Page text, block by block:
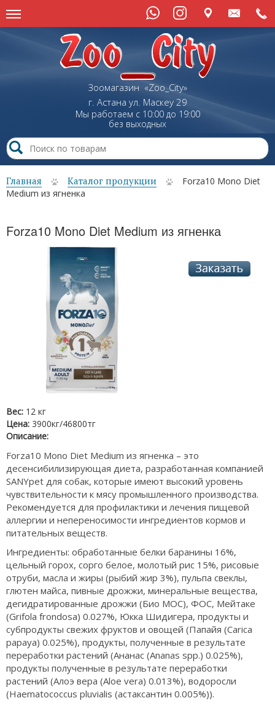
Зоомагазин «Zoo_City»
г. Астана ул. Маскеу29
Мы работаем с 10:00 до 19:00
без выходных
Главная Каталог продукции
Forza10 Mono Diet
Medium из ягненка
Forza10 Mono Diet Medium из ягненка
Вес: 12 кг
Цена: 3900кг/46800тг
Описание:
Forza10 Mono Diet Medium из ягненка – это
десенсибилизирующая диета, разработанная компанией
SANYpet для собак, которые имеют высокий уровень
чувствительности к мясу промышленного производства.
Рекомендуется для профилактики и лечения пищевой
аллергии и непереносимости ингредиентов кормов и
питательных веществ.
Ингредиенты: обработанные белки баранины 16%,
цельный горох, сорго белое, молотый рис 15%, рисовые
отруби, масла и жиры (рыбий жир 3%), пульпа свеклы,
глютен майса, пивные дрожжи, минеральные вещества,
дегидратированные дрожжи (Био МОС), ФОС, Мейтаке
(Grifola frondosa) 0.027%, Юкка Шидигера, продукты и
субпродукты свежих фруктов и овощей (Папайя (Carica
papaya) 0.025%), продукты, полученные в результате
переработки растений (Ананас (Ananas spp.) 0.025%),
продукты полученные в результате переработки
растений (Алоэ вера (Aloe vera) 0.013%), водоросли
(Haematococcus pluvialis (aстаксантин 0.005%)).